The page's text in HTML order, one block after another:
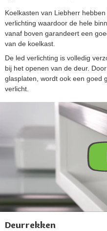
Koelkasten van Liebherr
verlichting waardoor de hele
vanaf boven garandeert een
van de koelkast.
De led verlichting is volledig
bij het openen van de deur.
glasplaten, wordt ook een goed
verlicht.
Deurrekken